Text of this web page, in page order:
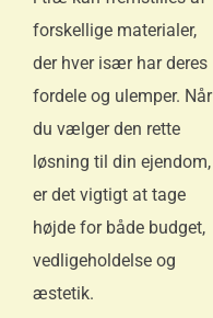
forskellige materialer,
der hver især har deres
fordele og ulemper. Når
du vælger den rette
løsning til din ejendom,
er det vigtigt at tage
højde for både budget,
vedligeholdelse og
æstetik.